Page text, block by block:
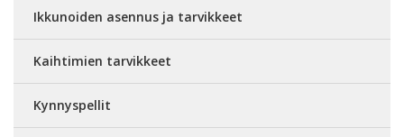
Ikkunoiden asennus ja tarvikkeet
Kaihtimien tarvikkeet
Kynnyspellit